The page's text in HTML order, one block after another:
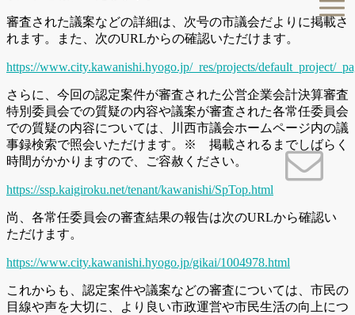
審査された議案などの詳細は、次号の市議会だよりに掲載さ
れます。また、次のURLからの確認いただけます。
https://www.city.kawanishi.hyogo.jp/_res/projects/default_project/
さらに、今回の認定案件が審査された公営企業会計決算審査
特別委員会での質疑の内容や議案が審査された各常任委員会
での質疑の内容については、川西市議会ホームページ内の議
事録検索で照会いただけます。※ 掲載されるまでしばらく
時間がかかりますので、ご容赦ください。
https://ssp.kaigiroku.net/tenant/kawanishi/SpTop.html
尚、各常任委員会の審査結果の報告は次のURLから確認い
ただけます。
https://www.city.kawanishi.hyogo.jp/gikai/1004978.html
これからも、認定案件や議案などの審査については、市民の
目線や声を大切に、より良い市政運営や市民生活の向上につ